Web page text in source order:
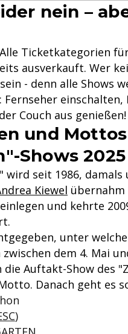
nein –
Ticketkategorien
ausverkauft. Wer
- denn alle Shows
Fernseher
Couch aus genießen!
und
Shows 2025
wird seit 1986,
Kiewel übernahm
und kehrte
unter
zwischen dem 4. Mai
Auftakt-Show des
Danach geht es
)